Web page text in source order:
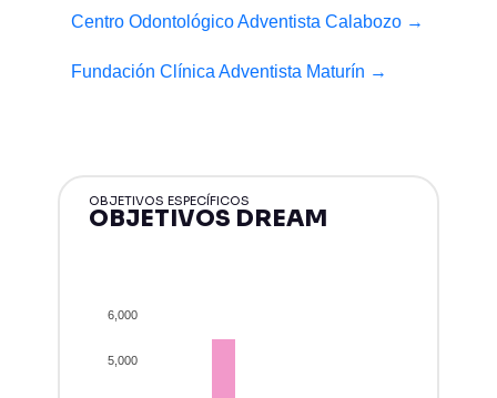
Centro Odontológico Adventista Calabozo →
Fundación Clínica Adventista Maturín →
OBJETIVOS ESPECÍFICOS
OBJETIVOS DREAM
5,000
6,000